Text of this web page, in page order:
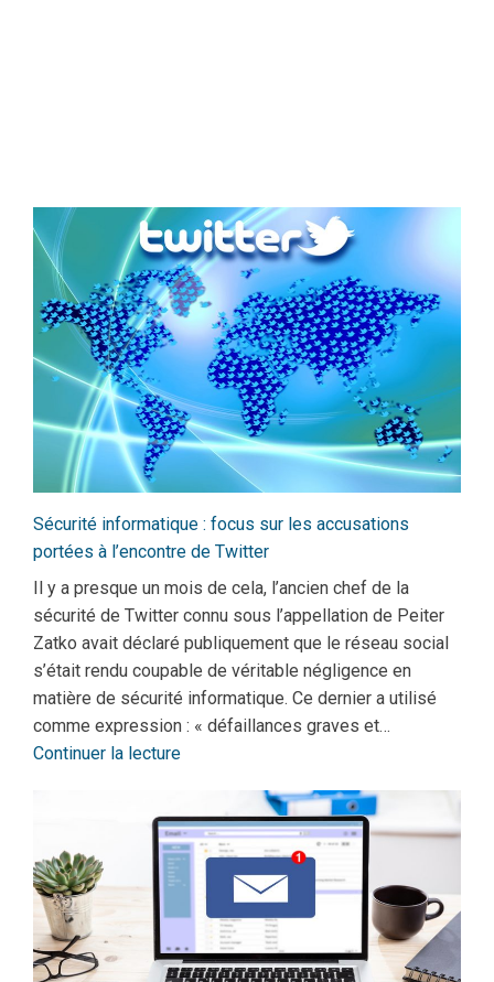
Sécurité informatique : focus sur les accusations
portées à l’encontre de Twitter
Il y a presque un mois de cela, l’ancien chef de la
sécurité de Twitter connu sous l’appellation de Peiter
Zatko avait déclaré publiquement que le réseau social
s’était rendu coupable de véritable négligence en
matière de sécurité informatique. Ce dernier a utilisé
comme expression : « défaillances graves et…
Continuer la lecture